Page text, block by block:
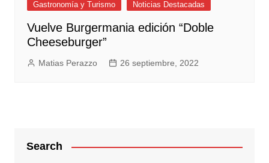
Gastronomía y Turismo Noticias Destacadas
Vuelve Burgermania edición “Doble
Cheeseburger”
Matias Perazzo 26 septiembre, 2022
Search